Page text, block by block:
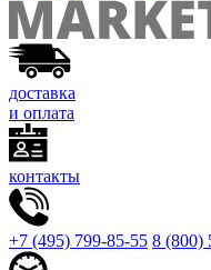
доставка
и оплата
контакты
+7 (495) 799-85-55 8 (800)